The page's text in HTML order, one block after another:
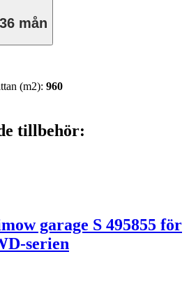
mån
(m2): 960
tillbehör:
garage S 495855 för
serien